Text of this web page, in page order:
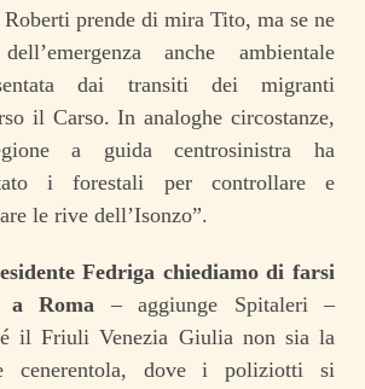
prende di mira Tito, ma se ne
anche ambientale
dai transiti dei migranti
il Carso. In analoghe circostanze,
a guida centrosinistra ha
i forestali per controllare e
le rive dell’Isonzo”.
Fedriga chiediamo di farsi
a Roma – aggiunge Spitaleri –
il Friuli Venezia Giulia non sia la
cenerentola, dove i poliziotti si